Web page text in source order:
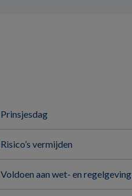
Prinsjesdag
Risico’s vermijden
Voldoen aan wet- en regelgeving